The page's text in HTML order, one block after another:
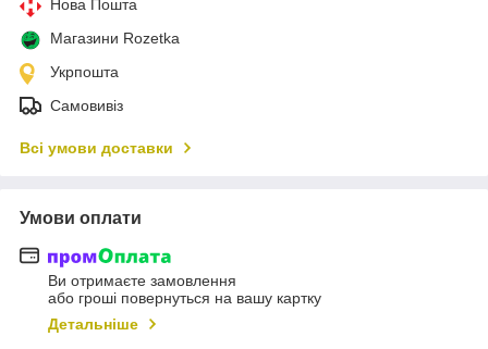
Нова Пошта
Магазини Rozetka
Укрпошта
Самовивіз
Всі умови доставки
Умови оплати
Ви отримаєте замовлення
або гроші повернуться на вашу картку
Детальніше